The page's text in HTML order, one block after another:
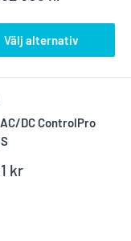
Välj alternativ
DC ControlPro
kr